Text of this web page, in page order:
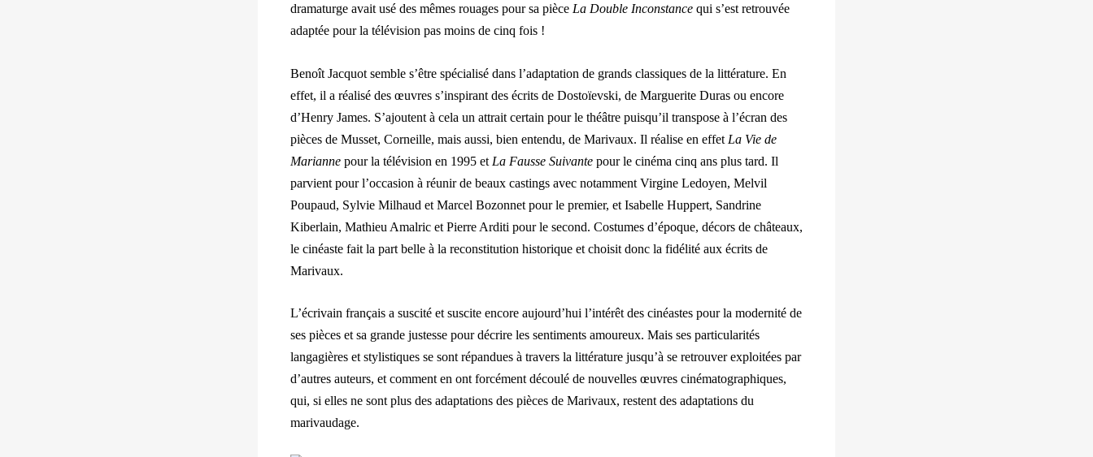
dramaturge avait usé des mêmes rouages pour sa pièce La Double Inconstance qui s’est retrouvée
adaptée pour la télévision pas moins de cinq fois !
Benoît Jacquot semble s’être spécialisé dans l’adaptation de grands classiques de la littérature. En
effet, il a réalisé des œuvres s’inspirant des écrits de Dostoïevski, de Marguerite Duras ou encore
d’Henry James. S’ajoutent à cela un attrait certain pour le théâtre puisqu’il transpose à l’écran des
pièces de Musset, Corneille, mais aussi, bien entendu, de Marivaux. Il réalise en effet La Vie de
Marianne pour la télévision en 1995 et La Fausse Suivante pour le cinéma cinq ans plus tard. Il
parvient pour l’occasion à réunir de beaux castings avec notamment Virgine Ledoyen, Melvil
Poupaud, Sylvie Milhaud et Marcel Bozonnet pour le premier, et Isabelle Huppert, Sandrine
Kiberlain, Mathieu Amalric et Pierre Arditi pour le second. Costumes d’époque, décors de châteaux,
le cinéaste fait la part belle à la reconstitution historique et choisit donc la fidélité aux écrits de
Marivaux.
L’écrivain français a suscité et suscite encore aujourd’hui l’intérêt des cinéastes pour la modernité de
ses pièces et sa grande justesse pour décrire les sentiments amoureux. Mais ses particularités
langagières et stylistiques se sont répandues à travers la littérature jusqu’à se retrouver exploitées par
d’autres auteurs, et comment en ont forcément découlé de nouvelles œuvres cinématographiques,
qui, si elles ne sont plus des adaptations des pièces de Marivaux, restent des adaptations du
marivaudage.